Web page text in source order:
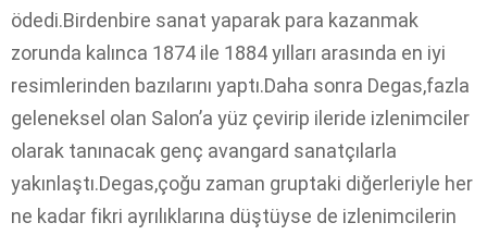
ödedi.Birdenbire sanat yaparak para kazanmak
zorunda kalınca 1874 ile 1884 yılları arasında en iyi
resimlerinden bazılarını yaptı.Daha sonra Degas,fazla
geleneksel olan Salon’a yüz çevirip ileride izlenimciler
olarak tanınacak genç avangard sanatçılarla
yakınlaştı.Degas,çoğu zaman gruptaki diğerleriyle her
ne kadar fikri ayrılıklarına düştüyse de izlenimcilerin